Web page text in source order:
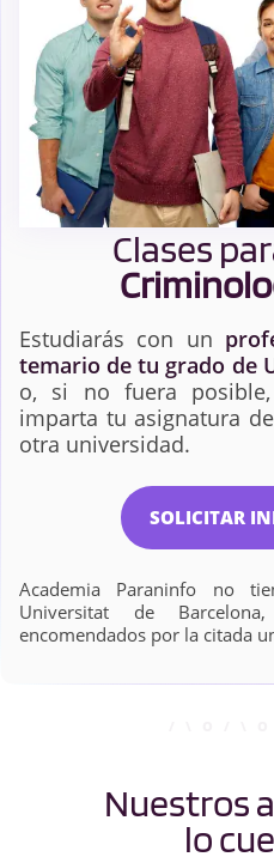
Clases
Estudiarás con un
temario de tu grado de
o, si no fuera
imparta tu asignatura
otra universidad.
SOLICITAR
Academia Paraninfo no
Universitat de
encomendados por la citada
Nuestros
lo